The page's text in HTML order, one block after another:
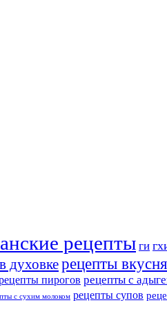
рецепты ги
духовкерецепты
пирогов рецепты с
с сухим молоком рецепты супов